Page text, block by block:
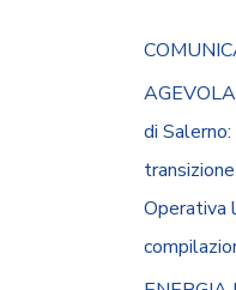
di
Operativa